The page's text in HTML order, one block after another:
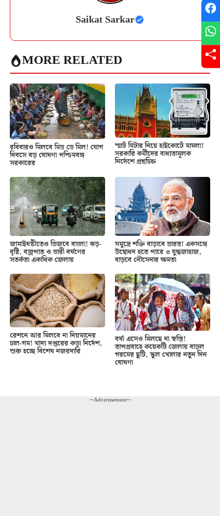
Saikat Sarkar
MORE RELATED
রবিবারও মিলবে মিড ডে মিল! যোগ
দিবসে বড় ঘোষণা পশ্চিমবঙ্গ
সরকারের
স্মার্ট মিটার নিয়ে হাইকোর্টে মামলা!
সরকারি কর্মীদের বাধ্যতামূলক
নির্দেশে প্রশ্নচিহ্ন
জামাইষষ্ঠীতেও ভিজবে বাংলা! ঝড়-
বৃষ্টি, বজ্রপাত ও ভারী বর্ষণের
সতর্কতা একাধিক জেলায়
সমুদ্রে শক্তি বাড়াবে ভারত! একসঙ্গে
উদ্বোধন হতে পারে ৩ যুদ্ধজাহাজ,
বাড়বে নৌসেনার ক্ষমতা
রেশনে আর মিলবে না নিম্নমানের
চাল-গম! খাদ্য দপ্তরের কড়া নির্দেশ,
শুরু হচ্ছে বিশেষ নজরদারি
বর্ষা এসেও মিলছে না স্বস্তি!
তাপপ্রবাহে কয়েকটি জেলায় বাড়ল
গরমের ছুটি, স্কুল খোলার নতুন দিন
ঘোষণা
---Advertisement---